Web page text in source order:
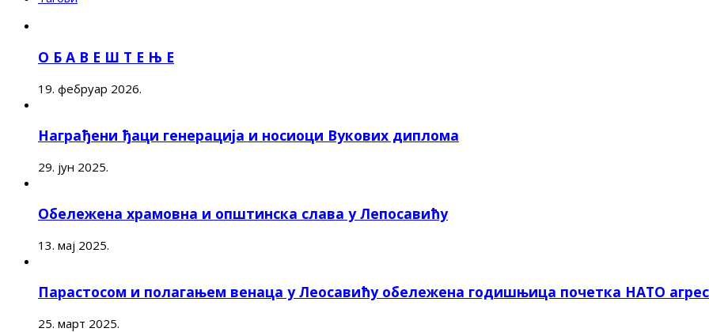
О Б А В Е Ш Т Е Њ Е
19. фебруар 2026.
Награђени ђаци генерација и носиоци Вукових диплома
29. јун 2025.
Обележена храмовна и општинска слава у Лепосавићу
13. мај 2025.
Парастосом и полагањем венаца у Леосавићу обележена годишњица почетка НАТО
25. март 2025.